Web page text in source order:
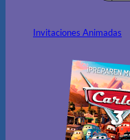
Invitaciones Animadas